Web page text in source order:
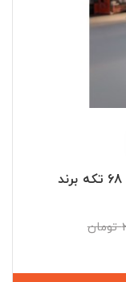
ست دریل و پیچ گوشتی شارژی 68 تکه برند